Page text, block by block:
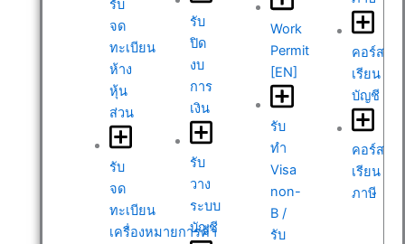
รับ
จด
ทะเบียน
ห้าง
หุ้น
ส่วน
รับ
จด
ทะเบียน
เครื่องหมายการค้า
รับ
ปิด
งบ
การ
เงิน
รับ
วาง
ระบบ
บัญชี
Work
Permit
[EN]
รับ
ทำ
Visa
non-
B /
รับ
คอร์ส
เรียน
บัญชี
คอร์ส
เรียน
ภาษี